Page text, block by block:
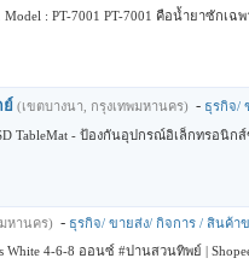
: PT-7001 PT-7001 คือน้ำยาซักเฉ
ย์ (เขตบางนา, กรุงเทพมหานคร) - ธุรกิจ/
TableMat - ป้องกันอุปกรณ์อิเล็กทรอนิก
หานคร) - ธุรกิจ/ ขายส่ง/ กิจการ / สินค้า
4-6-8 ออนซ์ #ปานสวนทิพย์ | Shopee